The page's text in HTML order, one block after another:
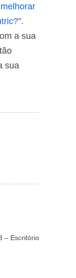
”.
a sua
sua
– Escritório